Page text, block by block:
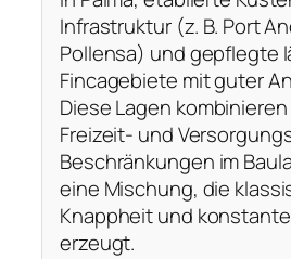
Infrastruktur (z. B. Port
Pollensa) und gepflegte
Fincagebiete mit guter
Diese Lagen kombinieren
Freizeit- und
Beschränkungen im
eine Mischung, die
Knappheit und
erzeugt.